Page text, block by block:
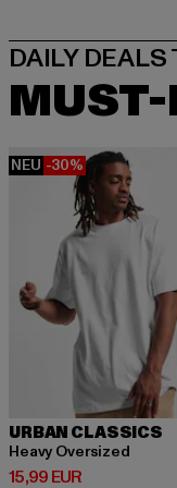
NEU -30%
URBAN CLASSICS
Heavy Oversized
15,99 EUR
Derzeitiger Preis: 15,99